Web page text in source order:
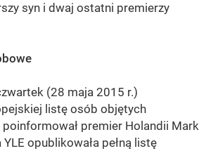
syn i dwaj ostatni premierzy
(28 maja 2015 r.)
listę osób objętych
premier Holandii Mark
opublikowała pełną listę